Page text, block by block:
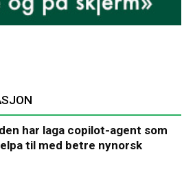
har laga copilot-agent som
til med betre nynorsk